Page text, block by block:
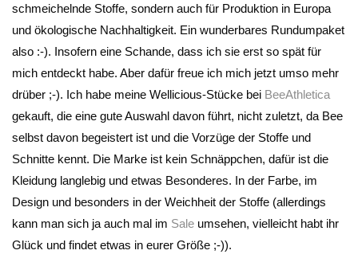
schmeichelnde Stoffe, sondern auch für Produktion in Europa
und ökologische Nachhaltigkeit. Ein wunderbares Rundumpaket
also :-). Insofern eine Schande, dass ich sie erst so spät für
mich entdeckt habe. Aber dafür freue ich mich jetzt umso mehr
drüber ;-). Ich habe meine Wellicious-Stücke bei BeeAthletica
gekauft, die eine gute Auswahl davon führt, nicht zuletzt, da Bee
selbst davon begeistert ist und die Vorzüge der Stoffe und
Schnitte kennt. Die Marke ist kein Schnäppchen, dafür ist die
Kleidung langlebig und etwas Besonderes. In der Farbe, im
Design und besonders in der Weichheit der Stoffe (allerdings
kann man sich ja auch mal im Sale umsehen, vielleicht habt ihr
Glück und findet etwas in eurer Größe ;-)).